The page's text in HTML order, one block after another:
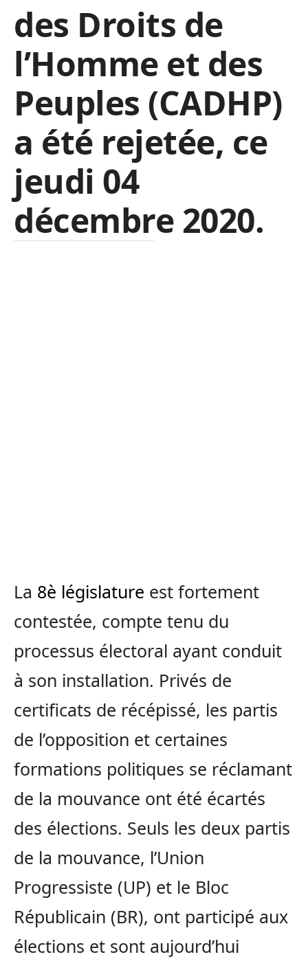
des Droits de
l’Homme et des
Peuples (CADHP)
a été rejetée, ce
jeudi 04
décembre 2020.
La 8è législature est fortement
contestée, compte tenu du
processus électoral ayant conduit
à son installation. Privés de
certificats de récépissé, les partis
de l’opposition et certaines
formations politiques se réclamant
de la mouvance ont été écartés
des élections. Seuls les deux partis
de la mouvance, l’Union
Progressiste (UP) et le Bloc
Républicain (BR), ont participé aux
élections et sont aujourd’hui